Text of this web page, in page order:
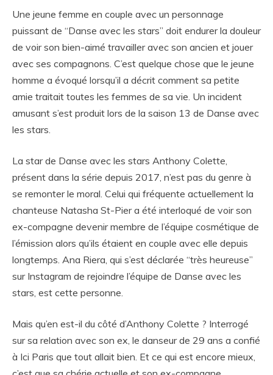
Une jeune femme en couple avec un personnage
puissant de “Danse avec les stars” doit endurer la douleur
de voir son bien-aimé travailler avec son ancien et jouer
avec ses compagnons. C’est quelque chose que le jeune
homme a évoqué lorsqu’il a décrit comment sa petite
amie traitait toutes les femmes de sa vie. Un incident
amusant s’est produit lors de la saison 13 de Danse avec
les stars.
La star de Danse avec les stars Anthony Colette,
présent dans la série depuis 2017, n’est pas du genre à
se remonter le moral. Celui qui fréquente actuellement la
chanteuse Natasha St-Pier a été interloqué de voir son
ex-compagne devenir membre de l’équipe cosmétique de
l’émission alors qu’ils étaient en couple avec elle depuis
longtemps. Ana Riera, qui s’est déclarée “très heureuse”
sur Instagram de rejoindre l’équipe de Danse avec les
stars, est cette personne.
Mais qu’en est-il du côté d’Anthony Colette ? Interrogé
sur sa relation avec son ex, le danseur de 29 ans a confié
à Ici Paris que tout allait bien. Et ce qui est encore mieux,